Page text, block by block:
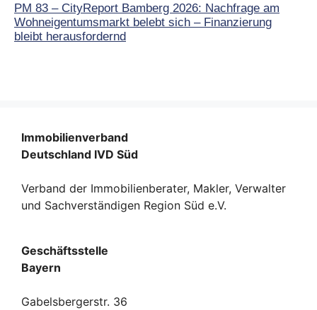
PM 83 – CityReport Bamberg 2026: Nachfrage am
Wohneigentumsmarkt belebt sich – Finanzierung
bleibt herausfordernd
Immobilienverband
Deutschland IVD Süd
Verband der Immobilienberater, Makler, Verwalter
und Sachverständigen Region Süd e.V.
Geschäftsstelle
Bayern
Gabelsbergerstr. 36